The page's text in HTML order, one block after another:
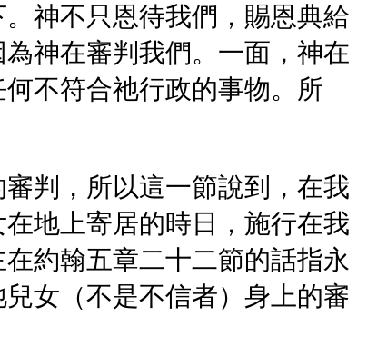
神不只恩待我們，賜恩典給
神在審判我們。一面，神在
不符合祂行政的事物。所
判，所以這一節說到，在我
地上寄居的時日，施行在我
約翰五章二十二節的話指永
女（不是不信者）身上的審